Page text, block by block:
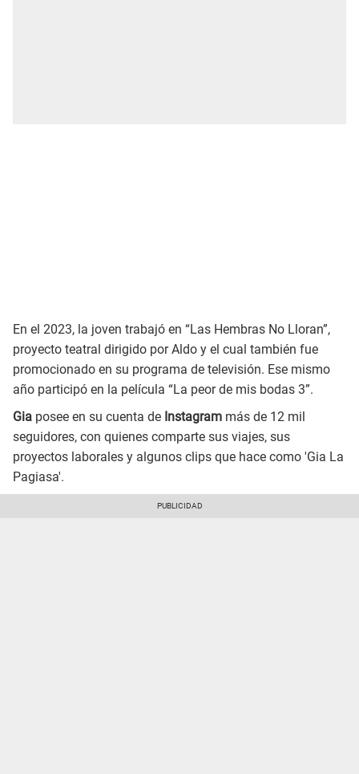
En el 2023, la joven trabajó en “Las Hembras No Lloran”,
proyecto teatral dirigido por Aldo y el cual también fue
promocionado en su programa de televisión. Ese mismo
año participó en la película “La peor de mis bodas 3”.
Gia posee en su cuenta de Instagram más de 12 mil
seguidores, con quienes comparte sus viajes, sus
proyectos laborales y algunos clips que hace como 'Gia La
Pagiasa'.